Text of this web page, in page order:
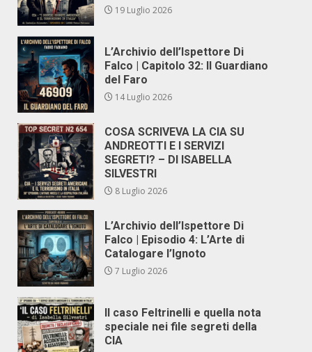
19 Luglio 2026
L’Archivio dell’Ispettore Di
Falco | Capitolo 32: Il Guardiano
del Faro
14 Luglio 2026
COSA SCRIVEVA LA CIA SU
ANDREOTTI E I SERVIZI
SEGRETI? – DI ISABELLA
SILVESTRI
8 Luglio 2026
L’Archivio dell’Ispettore Di
Falco | Episodio 4: L’Arte di
Catalogare l’Ignoto
7 Luglio 2026
Il caso Feltrinelli e quella nota
speciale nei file segreti della
CIA